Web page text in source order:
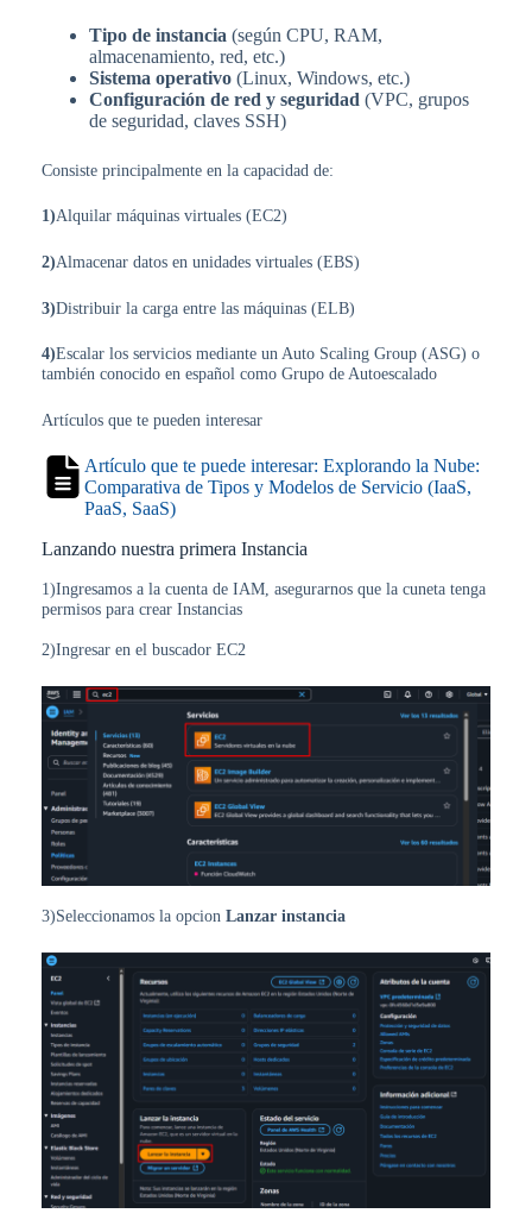
Tipo de instancia (según CPU, RAM,
almacenamiento, red, etc.)
Sistema operativo(Linux, Windows, etc.)
Configuración de red y seguridad (VPC, grupos
de seguridad, claves SSH)
Consiste principalmente en la capacidad de:
1)Alquilar máquinas virtuales (EC2)
2)Almacenar datos en unidades virtuales (EBS)
3)Distribuir la carga entre las máquinas (ELB)
4)Escalar los servicios mediante un Auto Scaling Group (ASG) o
también conocido en español como Grupo de Autoescalado
Artículos que te pueden interesar
Artículo que te puede interesar: Explorando la Nube:
Comparativa de Tipos y Modelos de Servicio (IaaS,
PaaS, SaaS)
Lanzando nuestra primera Instancia
1)Ingresamos a la cuenta de IAM, asegurarnos que la cuneta tenga
permisos para crear Instancias
2)Ingresar en el buscador EC2
3)Seleccionamos la opcion Lanzar instancia